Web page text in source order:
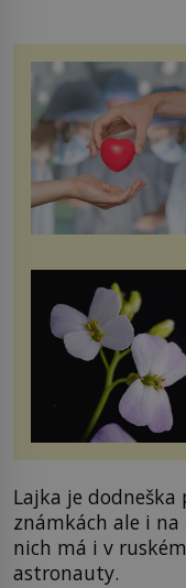
Lajka je
známkách ale i
nich má i v
astronauty.